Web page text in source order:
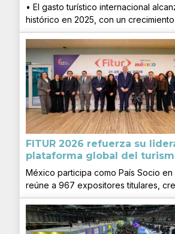
• El gasto turístico internacional
histórico en 2025, con un crecimiento
FITUR 2026 refuerza su
plataforma global del
México participa como País Socio
reúne a 967 expositores titulares,